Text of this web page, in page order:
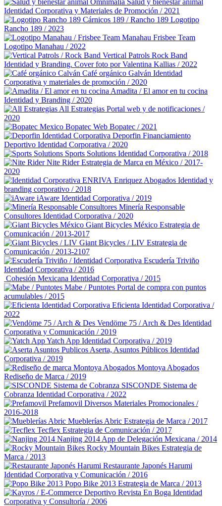
Omnimalia Salud y bienestar animal
Identidad Corporativa y Materiales de Promoción / 2021
Cárnicos 189 / Rancho 189 Logotipo
Rancho 189 / 2023
Manahau Frisbee Team
Logotipo Manahau / 2022
Vertical Patrols Rock Band
Identidad y Branding. Cover foto por Valentina Kallias / 2022
Café orgánico Galván Identidad
Corporativa y materiales de promoción / 2020
Amadita / El amor en tu cocina
Identidad y Branding / 2020
All Estrategias Portal web y de notificaciones /
2020
Bopatec Web Bopatec / 2021
Deporfin Financiamiento
Deportivo Identidad Corporativa / 2020
Sports Solutions Identidad Corporativa / 2018
Nite Rider Estrategia de Marca en México / 2017-
2020
Enriquez Abogados Identidad y
branding corporativo / 2018
iAware Identidad Corporativa / 2019
Minería Responsable
Consultores Identidad Corporativa / 2020
Giant Bicycles México Estrategia de
Comunicación / 2013-2017
Giant Bicycles / LIV Estrategia de
Comunicación / 2013-2107
Escudería Triviño
Identidad Corporativa / 2016
Cohesión Mexicana Identidad Corporativa / 2015
Mabe / Puntotes Portal de compra con puntos
acumulables / 2015
Eficienta Identidad Corporativa /
2022
Vendöme 75 / Arch & Des Identidad
Corporativa y Comunicación / 2019
Yatch App Identidad Corporativa / 2019
Aserta, Asuntos Públicos Identidad
Corporativa / 2019
Montoya Abogados
Rediseño de Marca / 2019
SISCONDE Sistema de
Cobranza Identidad Corporativa / 2022
Prefamovil Diversos Materiales Promocionales /
2016-2018
Mueblerías Abric Estrategia de Marca / 2017
Tecflex Estrategia de Comunicación / 2017
Nanjing 2014 App de Delegación Mexicana / 2014
Rocky Mountain Bikes Estrategia de
Marca / 2013
Restaurante Japonés Harumi
Identidad Corporativa y Comunicación / 2016
Popo Bike 2013 Estrategia de Marca / 2013
Revista En Boga Identidad
Corporativa y Consultoría / 2006